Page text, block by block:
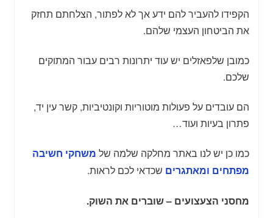
הקפידו להעביר להם ידע אך לא לפתור, הצלחתם תחזק
את הביטחון העצמי שלהם.
כמובן שלפאזלים יש עוד יתרונות רבים עבור המתוקים
שלכם.
הם עובדים על פעולות מוטוריות וקונטיביות, קשר עין יד,
פתרון בעיות ועוד…
כמו כן יש לנו באתר מחלקה שלמה של משחקי חשיבה
מפתחים ומאתגרים שכדאי לכם לראות.
מחסני הצעצועים – שוברים את השוק.